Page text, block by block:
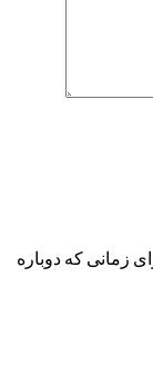
زمانی که دوباره